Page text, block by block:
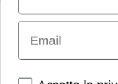
Chi siamo
Garanzia
Richiesta assistenza tecnica
Email